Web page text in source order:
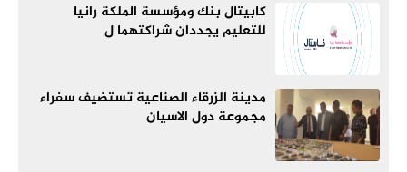
كابيتال بنك ومؤسسة الملكة رانيا
للتعليم يجددان شراكتهما ل
مدينة الزرقاء الصناعية تستضيف سفراء
مجموعة دول الاسيان